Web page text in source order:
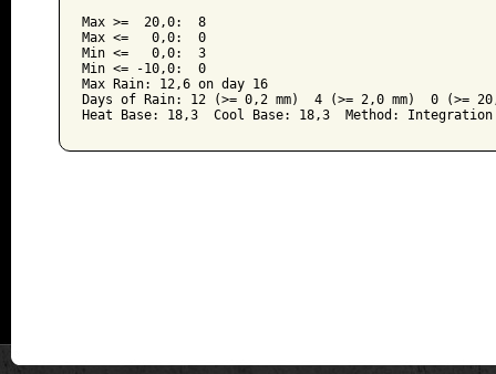
Max >=  20,0:  8
Max <=   0,0:  0
Min <=   0,0:  3
Min <= -10,0:  0
Max Rain: 12,6 on day 16
Days of Rain: 12 (>= 0,2 mm)  4 (>= 2,0 mm)  0 (>=
Heat Base: 18,3  Cool Base: 18,3  Method: Integration